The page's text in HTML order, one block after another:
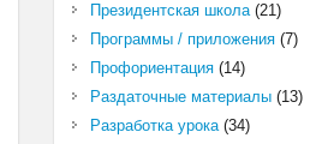
Президентская школа(21)
Программы / приложения(7)
Профориентация(14)
Раздаточные материалы(13)
Разработка урока(34)